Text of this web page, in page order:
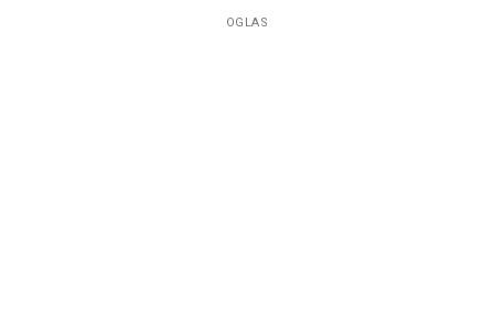
OGLAS